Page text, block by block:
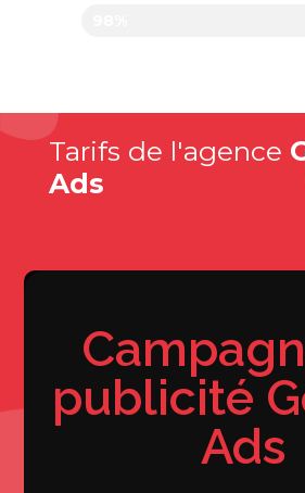
Tarifs de l'agence
Ads
publicité
Ads